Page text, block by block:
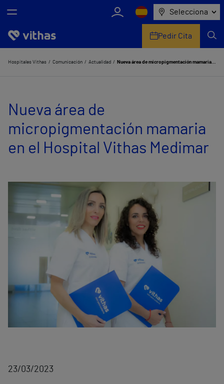
Selecciona
Nosotros
Servicios de salud
Equipo médico y asistencial
Comunicación
Pedir Cita
Hospitales Vithas Comunicación Actualidad Nueva área de micropigmentación mamaria en el Hospital Vithas Medimar
Nueva área de
micropigmentación mamaria
en el Hospital Vithas Medimar
23/03/2023